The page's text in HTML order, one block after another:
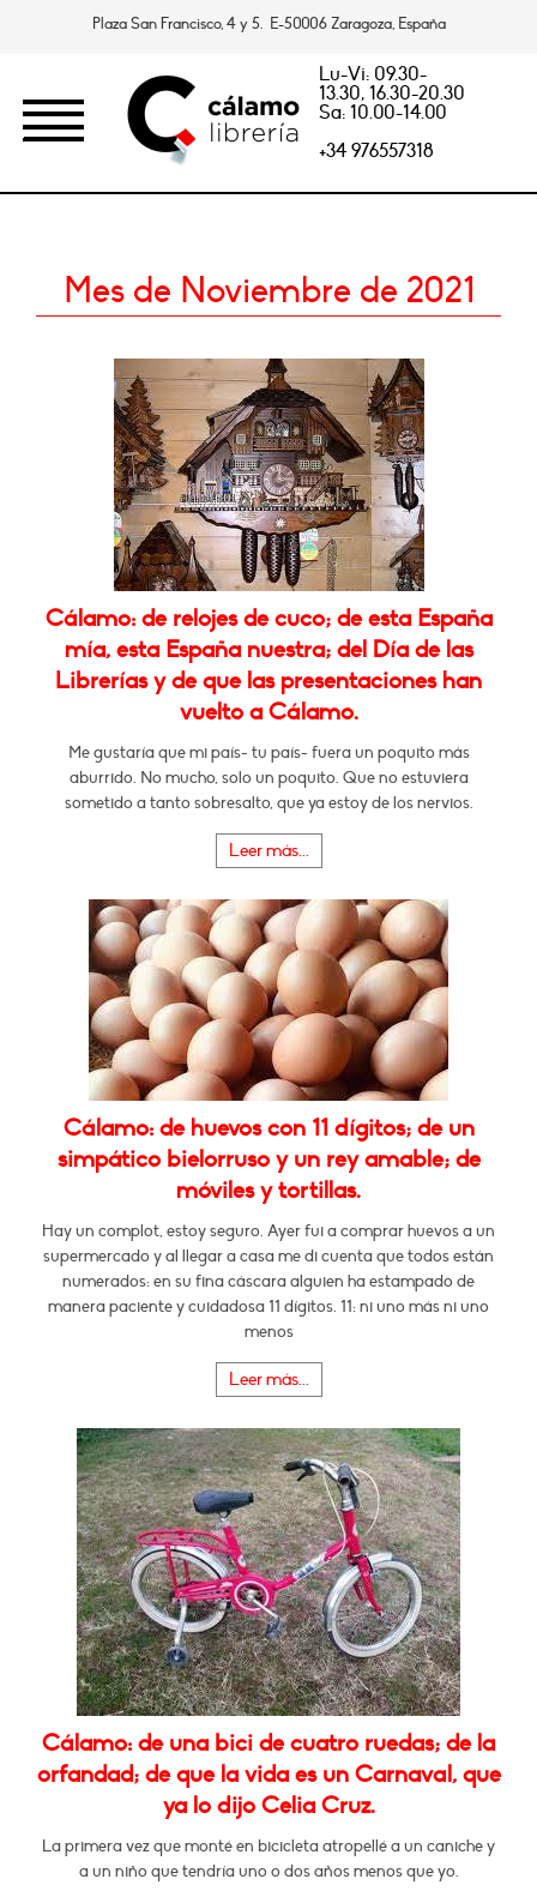
Plaza San Francisco, 4 y 5. E-50006 Zaragoza, España
Lu-Vi: 09.30-
13.30, 16.30-20.30
Sa: 10.00-14.00
+34 976557318
Mes de Noviembre de 2021
Cálamo: de relojes de cuco; de esta España
mía, esta España nuestra; del Día de las
Librerías y de que las presentaciones han
vuelto a Cálamo.
Me gustaría que mi país- tu país- fuera un poquito más
aburrido. No mucho, solo un poquito. Que no estuviera
sometido a tanto sobresalto, que ya estoy de los nervios.
Leer más...
Cálamo: de huevos con 11 dígitos; de un
simpático bielorruso y un rey amable; de
móviles y tortillas.
Hay un complot, estoy seguro. Ayer fui a comprar huevos a un
supermercado y al llegar a casa me di cuenta que todos están
numerados: en su fina cáscara alguien ha estampado de
manera paciente y cuidadosa 11 dígitos. 11: ni uno más ni uno
menos
Leer más...
Cálamo: de una bici de cuatro ruedas; de la
orfandad; de que la vida es un Carnaval, que
ya lo dijo Celia Cruz.
La primera vez que monté en bicicleta atropellé a un caniche y
a un niño que tendría uno o dos años menos que yo.